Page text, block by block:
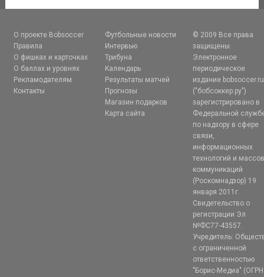
О проекте Bobsoccer
Правила
О фишках и карточках
О баллах и уровнях
Рекламодателям
Контакты
Футбольные новости
Интервью
Трибуна
Календарь
Результаты матчей
Прогнозы
Магазин подарков
Карта сайта
© 2009 Все права
защищены.
Электронное
периодическое
издание bobsoccer.ru
("бобсоккер.ру")
зарегистрировано в
Федеральной
по надзору в сфере
связи,
информационных
технологий и
коммуникаций
(Роскомнадзор) 19
января 2011г.
Свидетельство о
регистрации Эл
№ФС77-43557.
Учредитель:
с ограниченной
ответственностью
"Борис-Медиа" (ОГРН